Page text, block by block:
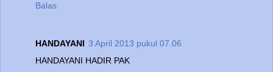
Balas
HANDAYANI 3 April 2013 pukul 07.06
HANDAYANI HADIR PAK